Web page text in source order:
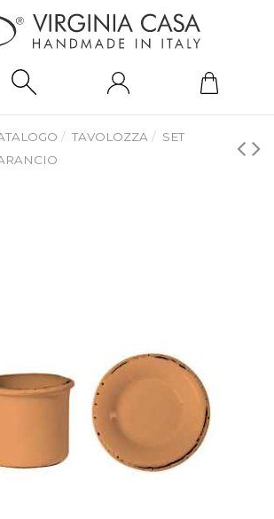
TAVOLOZZA
SET